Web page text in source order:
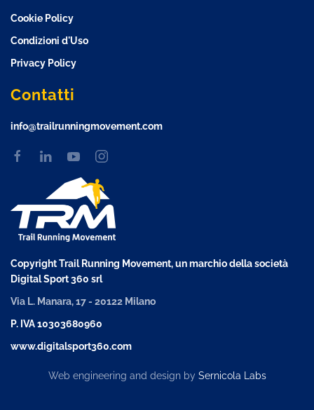
Cookie Policy
Condizioni d'Uso
Privacy Policy
Contatti
info@trailrunningmovement.com
Copyright Trail Running Movement, un marchio della società
Digital Sport 360 srl
Via L. Manara, 17 - 20122 Milano
P. IVA 10303680960
www.digitalsport360.com
Web engineering and design by Sernicola Labs